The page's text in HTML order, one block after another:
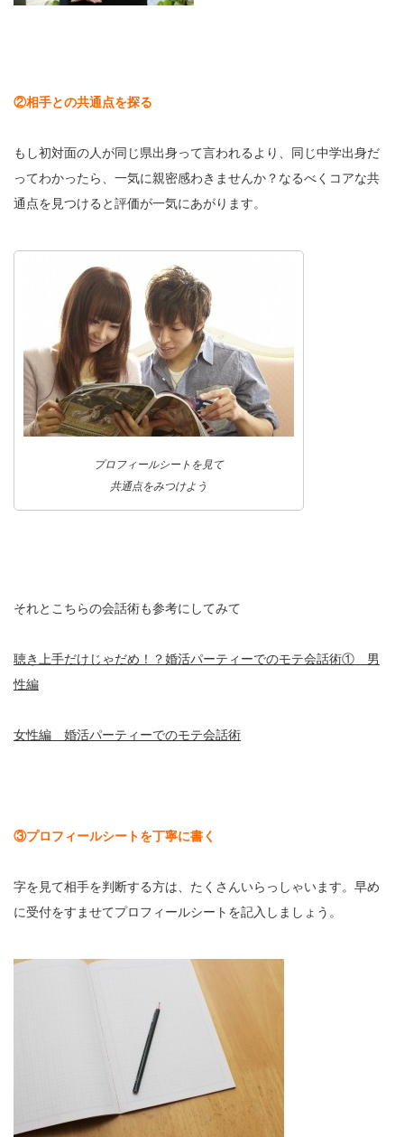
②相手との共通点を探る
もし初対面の人が同じ県出身って言われるより、同じ中学出身だ
ってわかったら、一気に親密感わきませんか？なるべくコアな共
通点を見つけると評価が一気にあがります。
プロフィールシートを見て
共通点をみつけよう
それとこちらの会話術も参考にしてみて
聴き上手だけじゃだめ！？婚活パーティーでのモテ会話術① 男
性編
女性編 婚活パーティーでのモテ会話術
③プロフィールシートを丁寧に書く
字を見て相手を判断する方は、たくさんいらっしゃいます。早め
に受付をすませてプロフィールシートを記入しましょう。